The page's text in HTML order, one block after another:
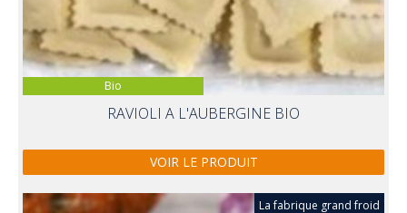
Bio
RAVIOLI A L'AUBERGINE BIO
VOIR LE PRODUIT
La fabrique grand froid